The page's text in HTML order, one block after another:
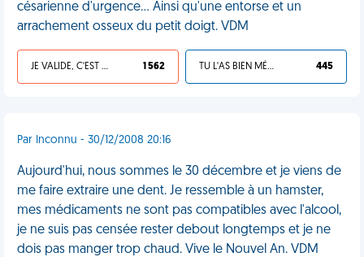
césarienne d'urgence… Ainsi qu'une entorse et un
arrachement osseux du petit doigt. VDM
JE VALIDE, C'EST UNE VDM 1 562 TU L'AS BIEN MÉRITÉ 445
Par Inconnu - 30/12/2008 20:16
Aujourd'hui, nous sommes le 30 décembre et je viens de
me faire extraire une dent. Je ressemble à un hamster,
mes médicaments ne sont pas compatibles avec l'alcool,
je ne suis pas censée rester debout longtemps et je ne
dois pas manger trop chaud. Vive le Nouvel An. VDM